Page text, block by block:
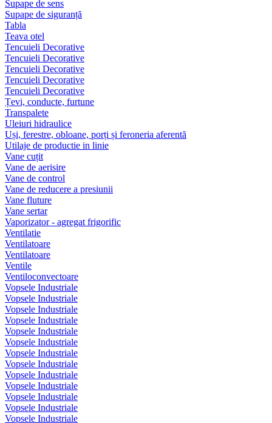
Supape de sens
Supape de siguranță
Tabla
Teava otel
Tencuieli Decorative
Tencuieli Decorative
Tencuieli Decorative
Tencuieli Decorative
Tencuieli Decorative
Țevi, conducte, furtune
Transpalete
Uleiuri hidraulice
Uși, ferestre, obloane, porți și feroneria aferentă
Utilaje de productie in linie
Vane cuțit
Vane de aerisire
Vane de control
Vane de reducere a presiunii
Vane fluture
Vane sertar
Vaporizator - agregat frigorific
Ventilatie
Ventilatoare
Ventilatoare
Ventile
Ventiloconvectoare
Vopsele Industriale
Vopsele Industriale
Vopsele Industriale
Vopsele Industriale
Vopsele Industriale
Vopsele Industriale
Vopsele Industriale
Vopsele Industriale
Vopsele Industriale
Vopsele Industriale
Vopsele Industriale
Vopsele Industriale
Vopsele Industriale